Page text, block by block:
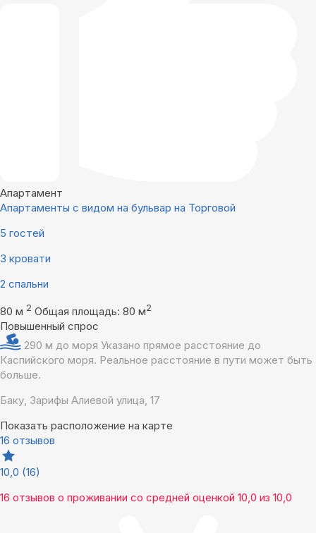
Апартамент
Апартаменты с видом на бульвар на Торговой
5 гостей
3 кровати
2 спальни
80 м 2 Общая площадь: 80 м2
Повышенный спрос
290 м до моря Указано прямое расстояние до
Каспийского моря. Реальное расстояние в пути может быть
больше.
Баку, Зарифы Алиевой улица, 17
Показать расположение на карте
16 отзывов
10,0 (16)
16 отзывов о проживании со средней оценкой 10,0 из 10,0